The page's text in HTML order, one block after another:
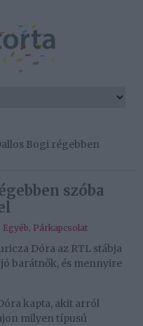
Bogi régebben
szóba
Egyéb, Párkapcsolat
Dóra az RTL stábja
barátnők, és mennyire
kapta, akit arról
milyen típusú